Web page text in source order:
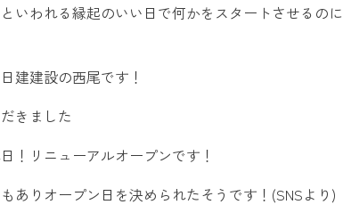
いわれる縁起のいい日で何かをスタートさせるの
建建設の西尾です！
きました
！リニューアルオープンです！
ありオープン日を決められたそうです！(SNSより)